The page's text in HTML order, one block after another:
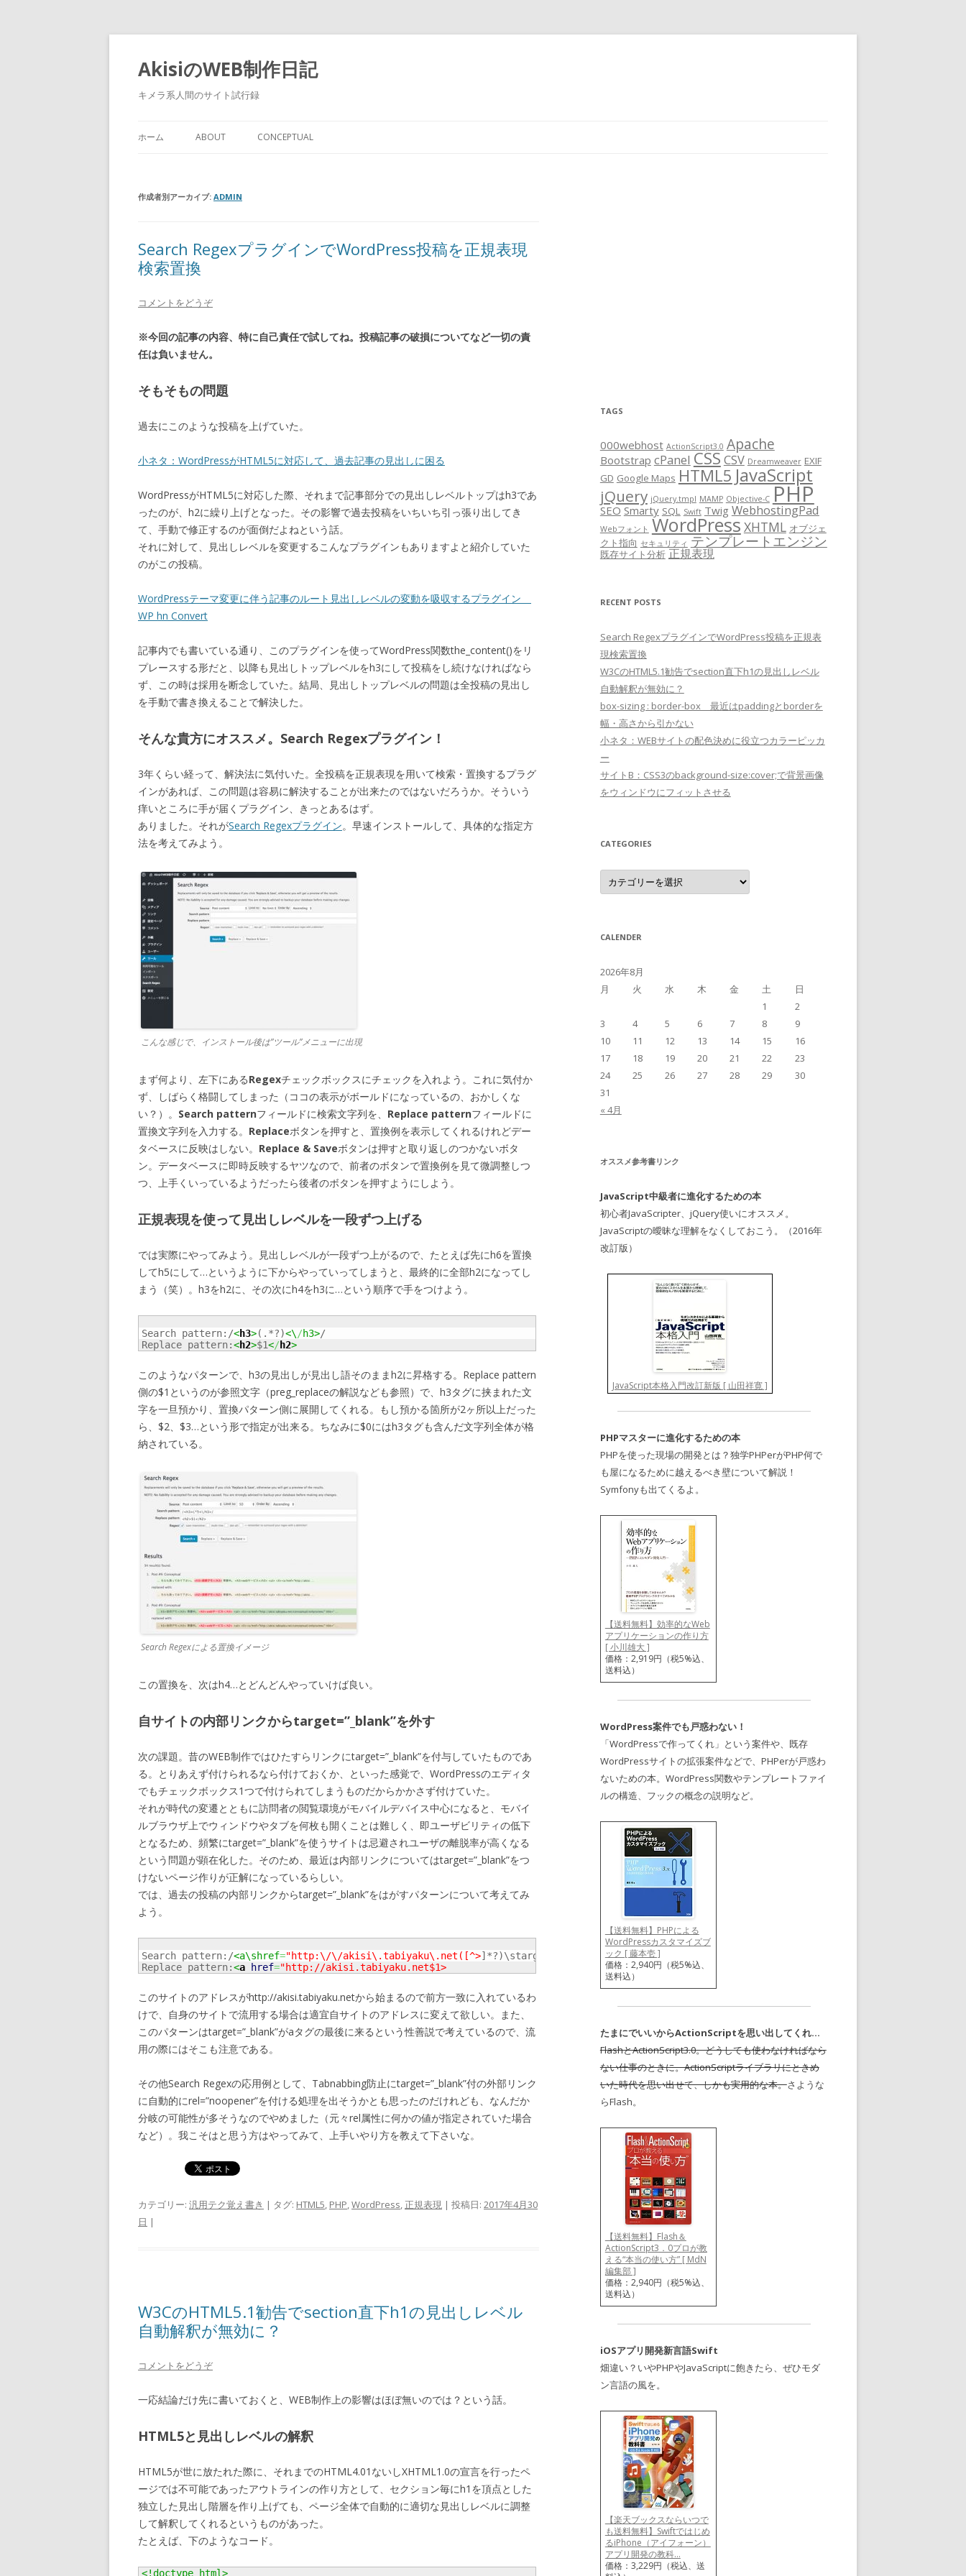
AkisiのWEB制作日記
キメラ系人間のサイト試行録
ホーム ABOUT CONCEPTUAL
作成者別アーカイブ: ADMIN
Search RegexプラグインでWordPress投稿を正規表現
検索置換
コメントをどうぞ
※今回の記事の内容、特に自己責任で試してね。投稿記事の破損についてなど一切の責
任は負いません。
そもそもの問題
過去にこのような投稿を上げていた。
小ネタ：WordPressがHTML5に対応して、過去記事の見出しに困る
WordPressがHTML5に対応した際、それまで記事部分での見出しレベルトップはh3であ
ったのが、h2に繰り上げとなった。その影響で過去投稿をいちいち引っ張り出してき
て、手動で修正するのが面倒だよねという話。
それに対して、見出しレベルを変更するこんなプラグインもありますよと紹介していた
のがこの投稿。
WordPressテーマ変更に伴う記事のルート見出しレベルの変動を吸収するプラグイン
WP hn Convert
記事内でも書いている通り、このプラグインを使ってWordPress関数the_content()をリ
プレースする形だと、以降も見出しトップレベルをh3にして投稿をし続けなければなら
ず、この時は採用を断念していた。結局、見出しトップレベルの問題は全投稿の見出し
を手動で書き換えることで解決した。
そんな貴方にオススメ。Search Regexプラグイン！
3年くらい経って、解決法に気付いた。全投稿を正規表現を用いて検索・置換するプラグ
インがあれば、この問題は容易に解決することが出来たのではないだろうか。そういう
痒いところに手が届くプラグイン、きっとあるはず。
ありました。それがSearch Regexプラグイン。早速インストールして、具体的な指定方
法を考えてみよう。
こんな感じで、インストール後は”ツール”メニューに出現
まず何より、左下にあるRegexチェックボックスにチェックを入れよう。これに気付か
ず、しばらく格闘してしまった（ココの表示がボールドになっているの、おかしくな
い？）。 Search patternフィールドに検索文字列を、 Replace patternフィールドに
置換文字列を入力する。 Replaceボタンを押すと、置換例を表示してくれるけれどデー
タベースに反映はしない。 Replace & Saveボタンは押すと取り返しのつかないボタ
ン。データベースに即時反映するヤツなので、前者のボタンで置換例を見て微調整しつ
つ、上手くいっているようだったら後者のボタンを押すようにしよう。
正規表現を使って見出しレベルを一段ずつ上げる
では実際にやってみよう。見出しレベルが一段ずつ上がるので、たとえば先にh6を置換
してh5にして…というように下からやっていってしまうと、最終的に全部h2になってし
まう（笑）。h3をh2に、その次にh4をh3に…という順序で手をつけよう。
Search pattern:/<h3>(.*?)<\ /h3>/
Replace pattern:<h2>$1</ h2>
このようなパターンで、h3の見出しが見出し語そのままh2に昇格する。Replace pattern
側の$1というのが参照文字（preg_replaceの解説なども参照）で、h3タグに挟まれた文
字を一旦預かり、置換パターン側に展開してくれる。もし預かる箇所が2ヶ所以上だった
ら、$2、$3…という形で指定が出来る。ちなみに$0にはh3タグも含んだ文字列全体が格
納されている。
Search Regexによる置換イメージ
この置換を、次はh4…とどんどんやっていけば良い。
自サイトの内部リンクからtarget=”_blank”を外す
次の課題。昔のWEB制作ではひたすらリンクにtarget=”_blank”を付与していたものであ
る。とりあえず付けられるなら付けておくか、といった感覚で、WordPressのエディタ
でもチェックボックス1つで付けられてしまうものだからかかさず付けていた。
それが時代の変遷とともに訪問者の閲覧環境がモバイルデバイス中心になると、モバイ
ルブラウザ上でウィンドウやタブを何枚も開くことは難しく、即ユーザビリティの低下
となるため、頻繁にtarget=”_blank”を使うサイトは忌避されユーザの離脱率が高くなる
という問題が顕在化した。そのため、最近は内部リンクについてはtarget=”_blank”をつ
けないページ作りが正解になっているらしい。
では、過去の投稿の内部リンクからtarget=”_blank”をはがすパターンについて考えてみ
よう。
Search pattern:/<a\shref="http:\/\/akisi\.tabiyaku\.net([^>]*?)\starget="_blank">/
Replace pattern:<a href="http://akisi.tabiyaku.net$1>
このサイトのアドレスがhttp://akisi.tabiyaku.netから始まるので前方一致に入れているわ
けで、自身のサイトで流用する場合は適宜自サイトのアドレスに変えて欲しい。また、
このパターンはtarget=”_blank”がaタグの最後に来るという性善説で考えているので、流
用の際にはそこも注意である。
その他Search Regexの応用例として、Tabnabbing防止にtarget=”_blank”付の外部リンク
に自動的にrel=”noopener”を付ける処理を出そうかとも思ったのだけれども、なんだか
分岐の可能性が多そうなのでやめました（元々rel属性に何かの値が指定されていた場合
など）。我こそはと思う方はやってみて、上手いやり方を教えて下さいな。
カテゴリー: 汎用テク覚え書き | タグ: HTML5, PHP,WordPress,正規表現 | 投稿日: 2017年4月30
日 |
W3CのHTML5.1勧告でsection直下h1の見出しレベル
自動解釈が無効に？
コメントをどうぞ
一応結論だけ先に書いておくと、WEB制作上の影響はほぼ無いのでは？という話。
HTML5と見出しレベルの解釈
HTML5が世に放たれた際に、それまでのHTML4.01ないしXHTML1.0の宣言を行ったペ
ージでは不可能であったアウトラインの作り方として、セクション毎にh1を頂点とした
独立した見出し階層を作り上げても、ページ全体で自動的に適切な見出しレベルに調整
して解釈してくれるというものがあった。
たとえば、下のようなコード。
<!doctype html>
TAGS
000webhost ActionScript3.0 Apache
Bootstrap cPanel CSSCSV Dreamweaver EXIF
GD Google Maps HTML5 JavaScript
jQuery jQuery.tmpl MAMP Objective-C PHP
SEO Smarty SQL Swift Twig WebhostingPad
Webフォント WordPress XHTML オブジェ
クト指向 セキュリティ テンプレートエンジン
既存サイト分析 正規表現
RECENT POSTS
Search RegexプラグインでWordPress投稿を正規表
現検索置換
W3CのHTML5.1勧告でsection直下h1の見出しレベル
自動解釈が無効に？
box-sizing : border-box 最近はpaddingとborderを
幅・高さから引かない
小ネタ：WEBサイトの配色決めに役立つカラーピッカ
ー
サイトB：CSS3のbackground-size:cover;で背景画像
をウィンドウにフィットさせる
CATEGORIES
Categories
CALENDER
2026年8月
月
火 水 木 金 土 日
« 4月
1
2
3
4 5 6 7 8
9
10
11 12 13 14 15
16
17
18 19 20 21 22
23
24
25 26 27 28 29
30
31
オススメ参考書リンク
JavaScript中級者に進化するための本
初心者JavaScripter、jQuery使いにオススメ。
JavaScriptの曖昧な理解をなくしておこう。（2016年
改訂版）
JavaScript本格入門改訂新版 [ 山田祥寛 ]
PHPマスターに進化するための本
PHPを使った現場の開発とは？独学PHPerがPHP何で
も屋になるために越えるべき壁について解説！
Symfonyも出てくるよ。
【送料無料】効率的なWeb
アプリケーションの作り方
[ 小川雄大 ]
価格：2,919円（税5%込、
送料込）
WordPress案件でも戸惑わない！
「WordPressで作ってくれ」という案件や、既存
WordPressサイトの拡張案件などで、PHPerが戸惑わ
ないための本。WordPress関数やテンプレートファイ
ルの構造、フックの概念の説明など。
【送料無料】PHPによる
WordPressカスタマイズブ
ック [ 藤本壱 ]
価格：2,940円（税5%込、
送料込）
たまにでいいからActionScriptを思い出してくれ…
FlashとActionScript3.0。どうしても使わなければなら
ない仕事のときに。ActionScriptライブラリにときめ
いた時代を思い出せて、しかも実用的な本。さような
らFlash。
【送料無料】Flash＆
ActionScript3．0プロが教
える“本当の使い方” [ MdN
編集部 ]
価格：2,940円（税5%込、
送料込）
iOSアプリ開発新言語Swift
畑違い？いやPHPやJavaScriptに飽きたら、ぜひモダ
ン言語の風を。
【楽天ブックスならいつで
も送料無料】Swiftではじめ
るiPhone（アイフォーン）
アプリ開発の教科...
価格：3,229円（税込、送